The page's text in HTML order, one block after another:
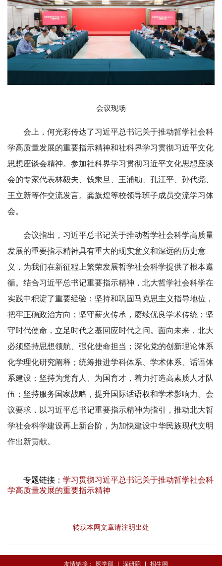
会议现场
会上，何光彩传达了习近平总书记关于推动哲学社会科
学高质量发展的重要指示精神和社科界学习贯彻习近平文化
思想座谈会精神。参加社科界学习贯彻习近平文化思想座谈
会的专家代表林毅夫、钱乘旦、王浦劬、孔江平、孙代尧、
王立新等作交流发言。龚旗煌等校领导班子成员交流学习体
会。
会议指出，习近平总书记关于推动哲学社会科学高质量
发展的重要指示精神具有重大的现实意义和深远的历史意
义，为我们在新征程上繁荣发展哲学社会科学提供了根本遵
循。结合习近平总书记重要指示精神，北大哲学社会科学在
实践中积淀了重要经验：坚持和巩固马克思主义指导地位，
把牢正确政治方向；坚守薪火传承，赓续优良学术传统；坚
守时代使命，立足时代之基回应时代之问。面向未来，北大
必须坚持思想领航、强化使命担当；深化党的创新理论体系
化学理化研究阐释；统筹推进学科体系、学术体系、话语体
系建设；坚持为党育人、为国育才，着力打造高素质人才队
伍；坚持服务国家战略，提升国际话语权和学术影响力。会
议要求，以习近平总书记重要指示精神为指引，推动北大哲
学社会科学建设再上新台阶，为加快建设中华民族现代文明
作出新贡献。
专题链接： 学习贯彻习近平总书记关于推动哲学社会科
学高质量发展的重要指示精神
转载本网文章请注明出处
友情链接： 医学部 深研院 招生网